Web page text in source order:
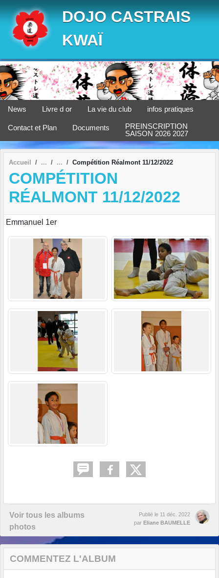
DOJO CASTRAIS
KWAÏ
News Livre d or La vie du club infos pratiques
Contact et Plan Documents
PREINSCRIPTION
SAISON 2026 2027
Accueil Compétition Réalmont 11/12/2022
COMPÉTITION
RÉALMONT 11/12/2022
Emmanuel 1er
Voir tous les albums
photos
Publié le 11 déc. 2022
par Eliane BAUMELLE
COMMENTEZ L'ALBUM
Panneau de gestion des cookies